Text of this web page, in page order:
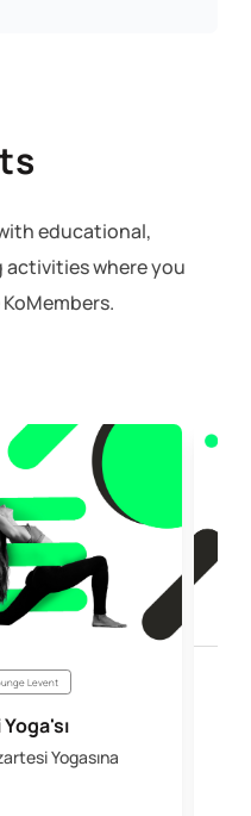
educational,
where you
Levent
Yogasına